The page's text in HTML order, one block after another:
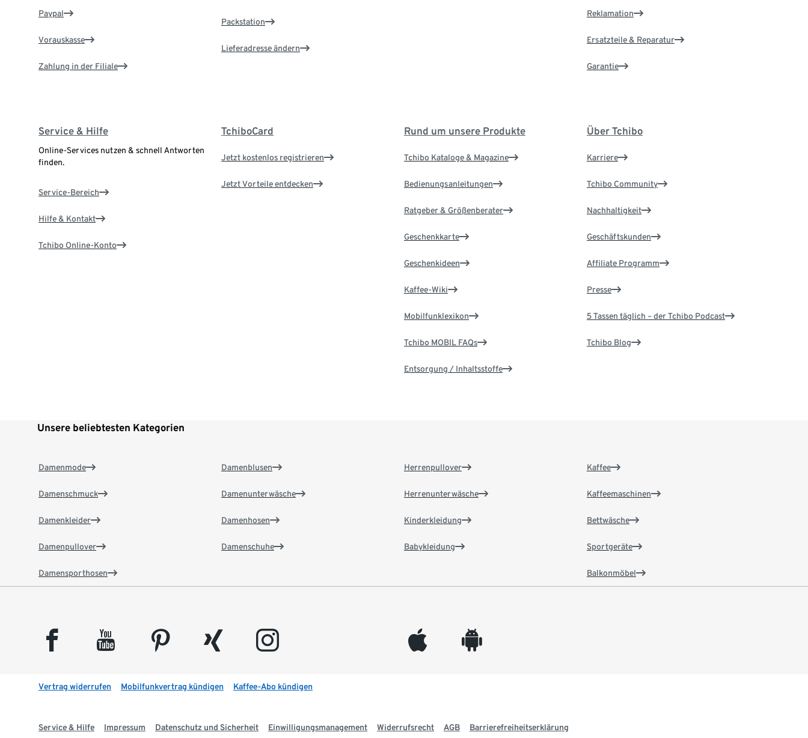
Paypal
Vorauskasse
Zahlung in der Filiale
Packstation
Lieferadresse ändern
Reklamation
Ersatzteile & Reparatur
Garantie
Service & Hilfe
Online-Services nutzen & schnell Antworten
finden.
Service-Bereich
Hilfe & Kontakt
Tchibo Online-Konto
TchiboCard
Jetzt kostenlos registrieren
Jetzt Vorteile entdecken
Rund um unsere Produkte
Tchibo Kataloge & Magazine
Bedienungsanleitungen
Ratgeber & Größenberater
Geschenkkarte
Geschenkideen
Kaffee-Wiki
Mobilfunklexikon
Tchibo MOBIL FAQs
Entsorgung / Inhaltsstoffe
Über Tchibo
Karriere
Tchibo Community
Nachhaltigkeit
Geschäftskunden
Affiliate Programm
Presse
5 Tassen täglich – der Tchibo Podcast
Tchibo Blog
Unsere beliebtesten Kategorien
Damenmode
Damenschmuck
Damenkleider
Damenpullover
Damensporthosen
Damenblusen
Damenunterwäsche
Damenhosen
Damenschuhe
Herrenpullover
Herrenunterwäsche
Kinderkleidung
Babykleidung
Kaffee
Kaffeemaschinen
Bettwäsche
Sportgeräte
Balkonmöbel
facebook youtube pinterest xing instagram appleinc android
Vertrag widerrufen Mobilfunkvertrag kündigen Kaffee-Abo kündigen
Service & Hilfe Impressum Datenschutz und Sicherheit Einwilligungsmanagement Widerrufsrecht AGB Barrierefreiheitserklärung